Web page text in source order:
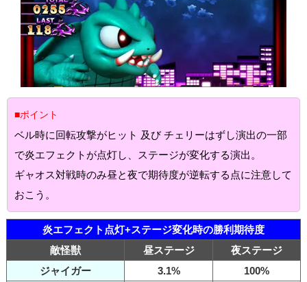
■ポイント
ベル時に回転攻撃がヒット 及び チェリーはずし演出の一部
で炎エフェクトが点灯し、ステージが変化する演出。
ギャオス対戦時のみ昼と夜で期待度が逆転する点に注意して
おこう。
炎エフェクト点灯+ステージ変化時の勝利期待度
敵怪獣
昼ステージ
夜ステージ
ジャイガー
3.1%
100%